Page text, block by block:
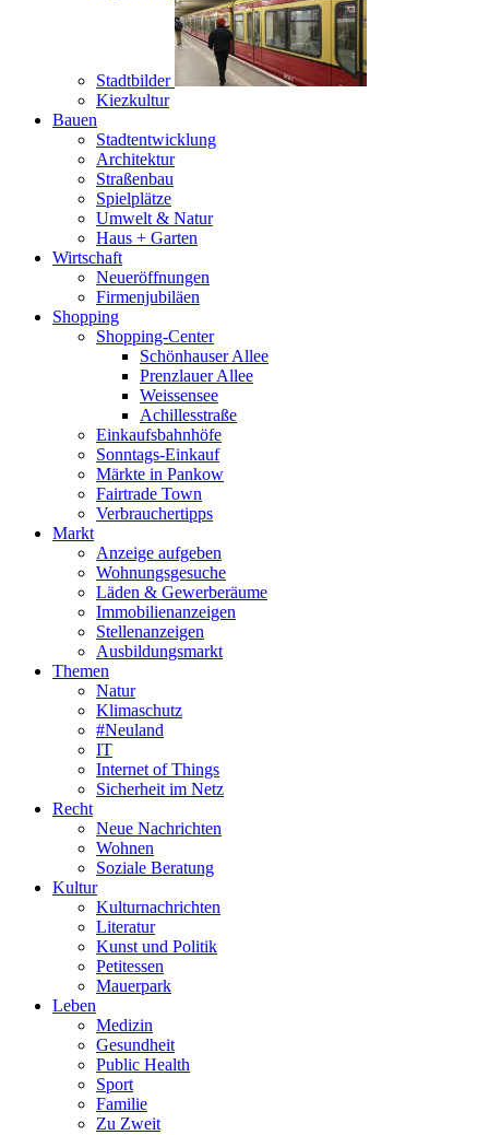
Stadtbilder
Kiezkultur
Bauen
Stadtentwicklung
Architektur
Straßenbau
Spielplätze
Umwelt & Natur
Haus + Garten
Wirtschaft
Neueröffnungen
Firmenjubiläen
Shopping
Shopping-Center
Schönhauser Allee
Prenzlauer Allee
Weissensee
Achillesstraße
Einkaufsbahnhöfe
Sonntags-Einkauf
Märkte in Pankow
Fairtrade Town
Verbrauchertipps
Markt
Anzeige aufgeben
Wohnungsgesuche
Läden & Gewerberäume
Immobilienanzeigen
Stellenanzeigen
Ausbildungsmarkt
Themen
Natur
Klimaschutz
#Neuland
IT
Internet of Things
Sicherheit im Netz
Recht
Neue Nachrichten
Wohnen
Soziale Beratung
Kultur
Kulturnachrichten
Literatur
Kunst und Politik
Petitessen
Mauerpark
Leben
Medizin
Gesundheit
Public Health
Sport
Familie
Zu Zweit